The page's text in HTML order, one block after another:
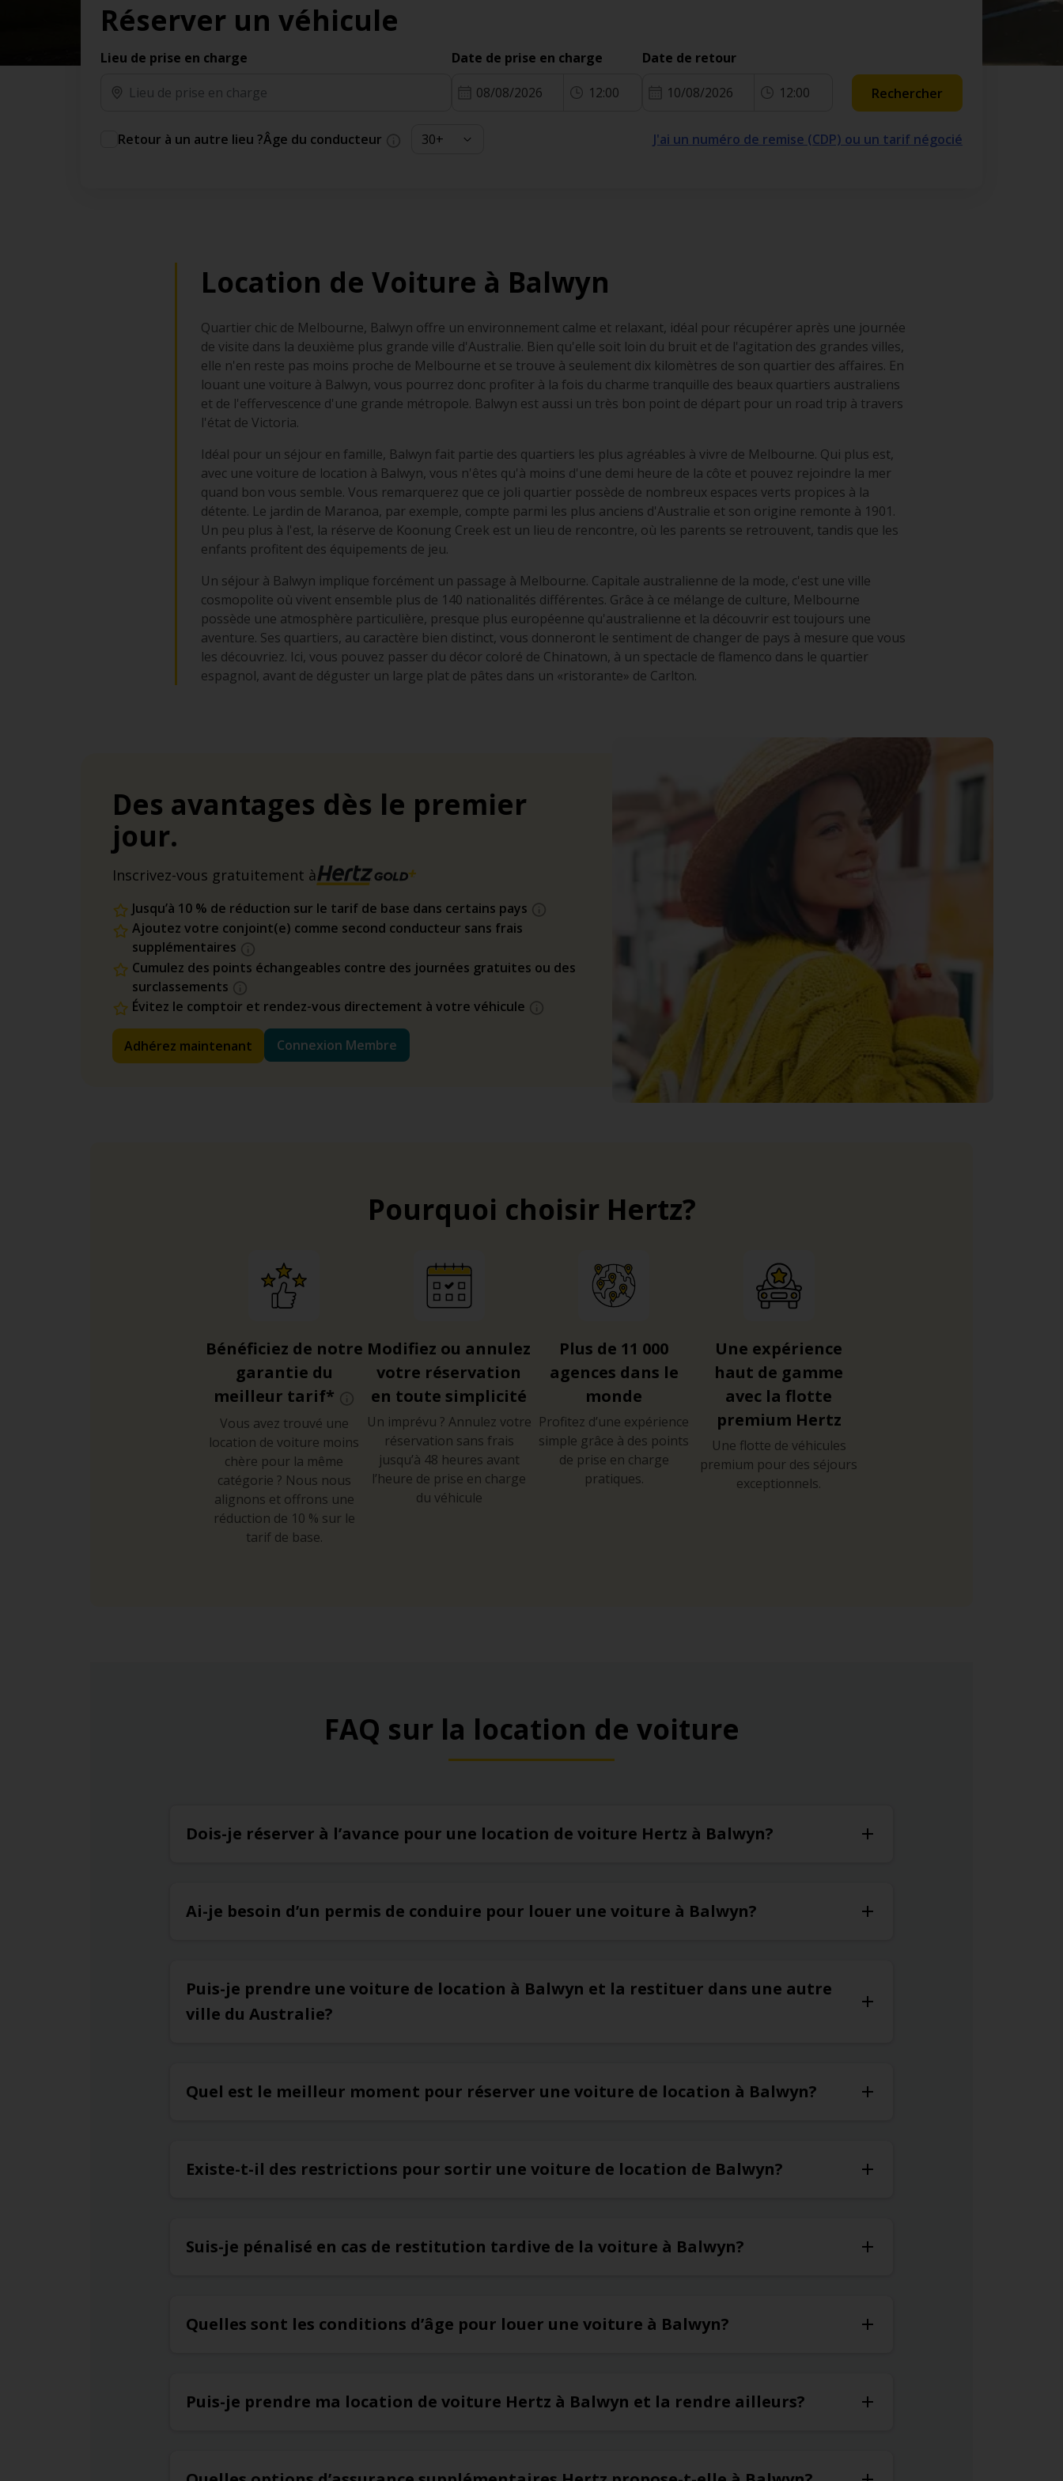
des jours gratuits.*
Ajout gratuit du partenaire comme conducteur
additionnel
supplémentaires.
Réserver un véhicule
Lieu de prise en charge Date de prise en charge
08/08/2026 12:00
Date de retour
10/08/2026 12:00 Rechercher
Retour à un autre lieu ?Âge du conducteur J'ai un numéro de remise (CDP) ou un tarif négocié
Location de Voiture à Balwyn
Quartier chic de Melbourne, Balwyn offre un environnement calme et relaxant, idéal pour récupérer après une journée
de visite dans la deuxième plus grande ville d'Australie. Bien qu'elle soit loin du bruit et de l'agitation des grandes villes,
elle n'en reste pas moins proche de Melbourne et se trouve à seulement dix kilomètres de son quartier des affaires. En
louant une voiture à Balwyn, vous pourrez donc profiter à la fois du charme tranquille des beaux quartiers australiens
et de l'effervescence d'une grande métropole. Balwyn est aussi un très bon point de départ pour un road trip à travers
l'état de Victoria.
Idéal pour un séjour en famille, Balwyn fait partie des quartiers les plus agréables à vivre de Melbourne. Qui plus est,
avec une voiture de location à Balwyn, vous n'êtes qu'à moins d'une demi heure de la côte et pouvez rejoindre la mer
quand bon vous semble. Vous remarquerez que ce joli quartier possède de nombreux espaces verts propices à la
détente. Le jardin de Maranoa, par exemple, compte parmi les plus anciens d'Australie et son origine remonte à 1901.
Un peu plus à l'est, la réserve de Koonung Creek est un lieu de rencontre, où les parents se retrouvent, tandis que les
enfants profitent des équipements de jeu.
Un séjour à Balwyn implique forcément un passage à Melbourne. Capitale australienne de la mode, c'est une ville
cosmopolite où vivent ensemble plus de 140 nationalités différentes. Grâce à ce mélange de culture, Melbourne
possède une atmosphère particulière, presque plus européenne qu'australienne et la découvrir est toujours une
aventure. Ses quartiers, au caractère bien distinct, vous donneront le sentiment de changer de pays à mesure que vous
les découvriez. Ici, vous pouvez passer du décor coloré de Chinatown, à un spectacle de flamenco dans le quartier
espagnol, avant de déguster un large plat de pâtes dans un «ristorante» de Carlton.
Des avantages dès le premier
jour.
Inscrivez-vous gratuitement à
Jusqu’à 10 % de réduction sur le tarif de base dans certains pays
Ajoutez votre conjoint(e) comme second conducteur sans frais
supplémentaires
Cumulez des points échangeables contre des journées gratuites ou des
surclassements
Évitez le comptoir et rendez-vous directement à votre véhicule
Adhérez maintenant Connexion Membre
Pourquoi choisir Hertz?
Bénéficiez de notre
garantie du
meilleur tarif*
Vous avez trouvé une
location de voiture moins
chère pour la même
catégorie ? Nous nous
alignons et offrons une
réduction de 10 % sur le
tarif de base.
Modifiez ou annulez
votre réservation
en toute simplicité
Un imprévu ? Annulez votre
réservation sans frais
jusqu’à 48 heures avant
l’heure de prise en charge
du véhicule
Plus de 11 000
agences dans le
monde
Profitez d’une expérience
simple grâce à des points
de prise en charge
pratiques.
Une expérience
haut de gamme
avec la flotte
premium Hertz
Une flotte de véhicules
premium pour des séjours
exceptionnels.
FAQ sur la location de voiture
Dois-je réserver à l’avance pour une location de voiture Hertz à Balwyn?
Ai-je besoin d’un permis de conduire pour louer une voiture à Balwyn?
Puis-je prendre une voiture de location à Balwyn et la restituer dans une autre
ville du Australie?
Quel est le meilleur moment pour réserver une voiture de location à Balwyn?
Existe-t-il des restrictions pour sortir une voiture de location de Balwyn?
Suis-je pénalisé en cas de restitution tardive de la voiture à Balwyn?
Quelles sont les conditions d’âge pour louer une voiture à Balwyn?
Puis-je prendre ma location de voiture Hertz à Balwyn et la rendre ailleurs?